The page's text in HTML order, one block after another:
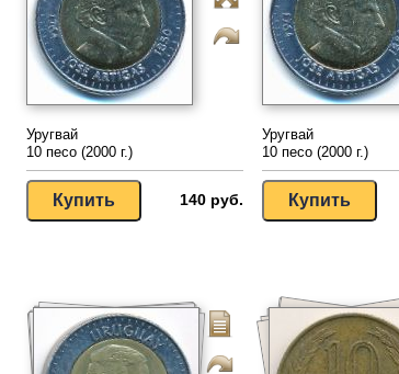
Уругвай
10 песо (2000 г.)
140 руб.
Уругвай
10 песо (2000 г.)